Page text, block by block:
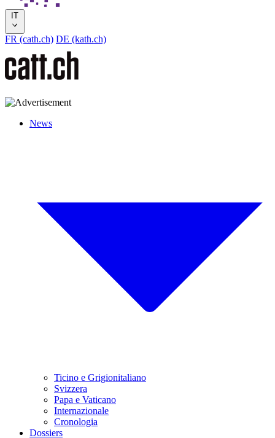
IT
FR (cath.ch) DE (kath.ch)
News
Ticino e Grigionitaliano
Svizzera
Papa e Vaticano
Internazionale
Cronologia
Dossiers